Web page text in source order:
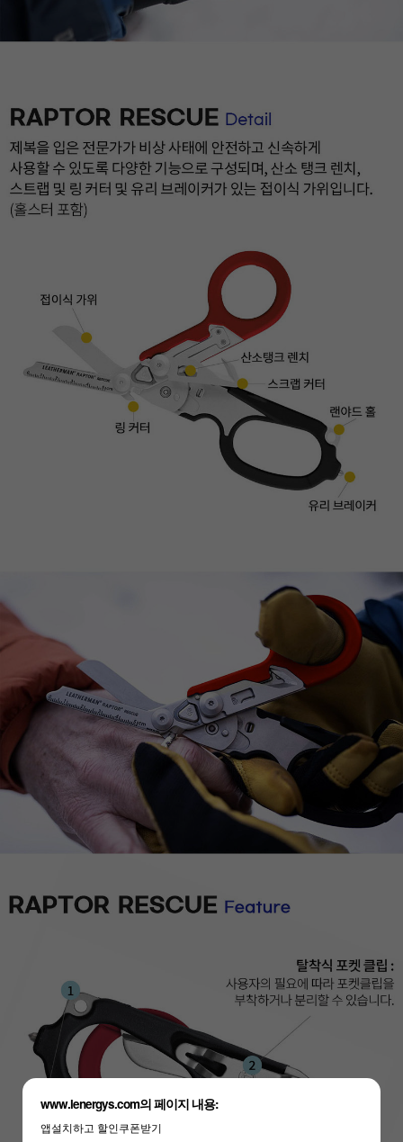
www.lenergys.com의 페이지 내용:
앱설치하고 할인쿠폰받기